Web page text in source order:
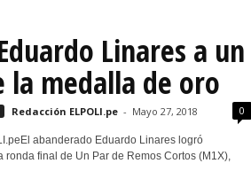
Linares a un
la medalla de oro
Redacción ELPOLI.pe - Mayo 27, 2018 0
abanderado Eduardo Linares logró
ronda final de Un Par de Remos Cortos (M1X),